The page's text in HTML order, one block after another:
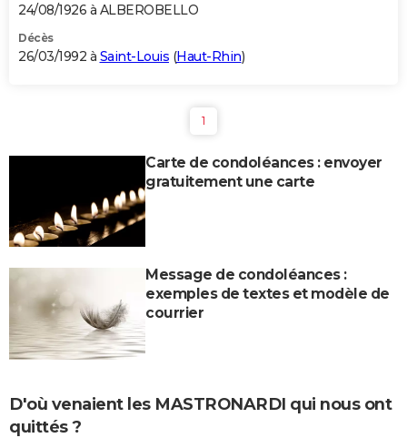
24/08/1926 à ALBEROBELLO
Décès
26/03/1992 à Saint-Louis (Haut-Rhin)
1
Carte de condoléances : envoyer
gratuitement une carte
Message de condoléances :
exemples de textes et modèle de
courrier
D'où venaient les MASTRONARDI qui nous ont
quittés ?